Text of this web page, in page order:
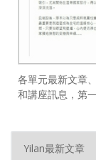
各單元最新文章
和講座訊息，第